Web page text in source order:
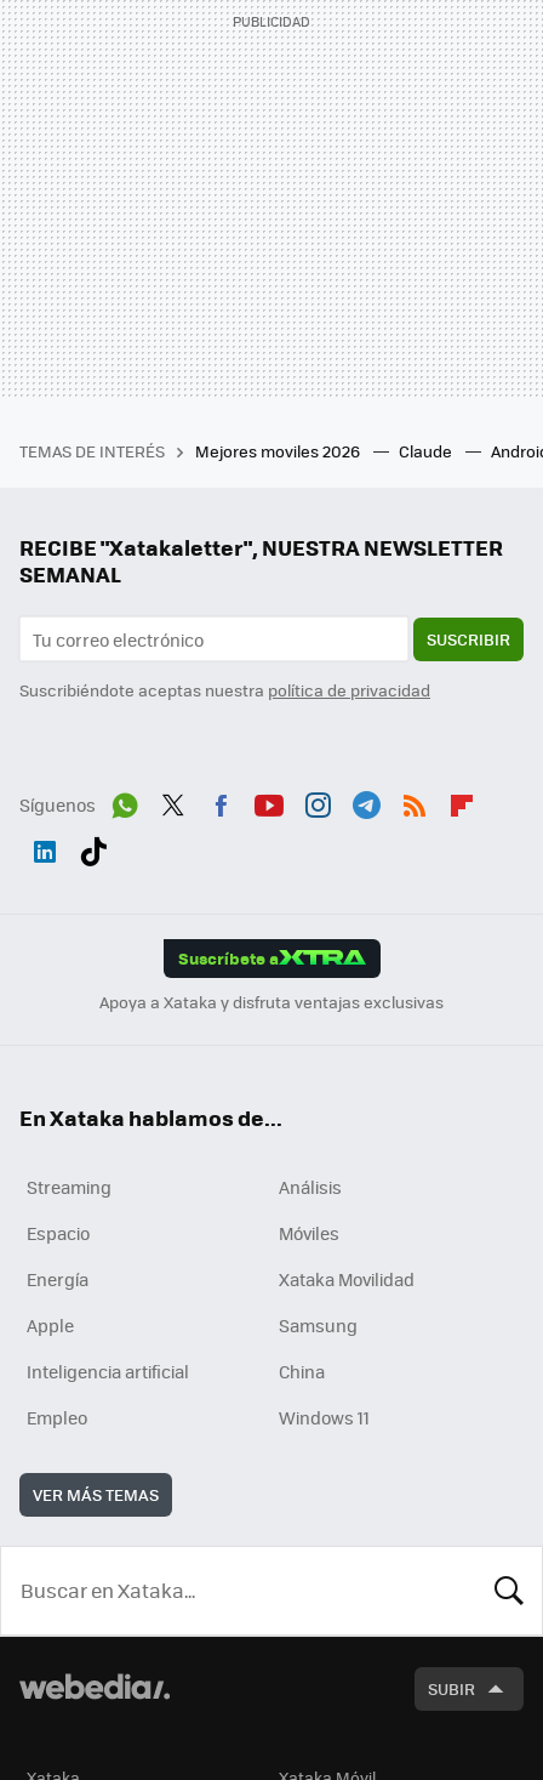
TEMAS DE INTERÉS Mejores moviles 2026 Claude
RECIBE "Xatakaletter", NUESTRA NEWSLETTER
SEMANAL
SUSCRIBIR
Suscribiéndote aceptas nuestra política de privacidad
Síguenos
Suscríbete a
Apoya a Xataka y disfruta ventajas exclusivas
En Xataka hablamos de...
Streaming
Análisis
Espacio
Móviles
Energía
Xataka Movilidad
Apple
Samsung
Inteligencia artificial
China
Empleo
Windows 11
VER MÁS TEMAS
SUBIR